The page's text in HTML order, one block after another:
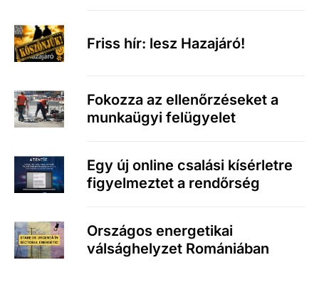
Friss hír: lesz Hazajáró!
Fokozza az ellenőrzéseket a
munkaügyi felügyelet
Egy új online csalási kísérletre
figyelmeztet a rendőrség
Országos energetikai
válsághelyzet Romániában